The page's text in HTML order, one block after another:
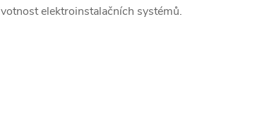
elektroinstalačních systémů.